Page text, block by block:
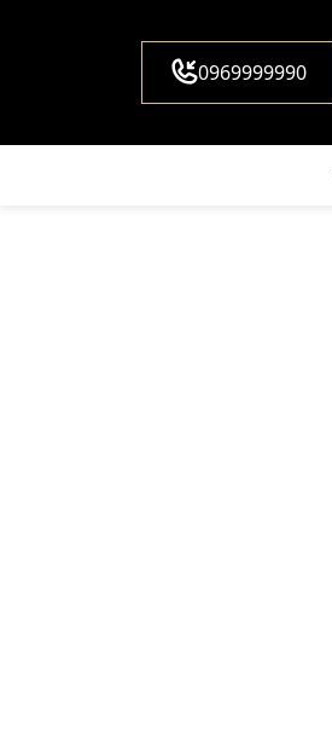
0969999990